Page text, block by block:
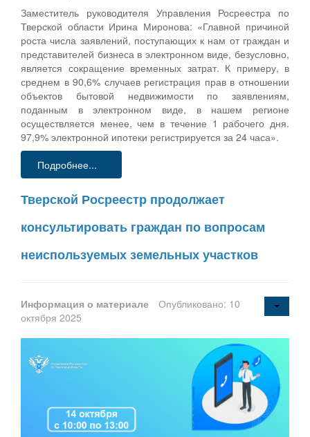
Заместитель руководителя Управления Росреестра по
Тверской области Ирина Миронова: «Главной причиной
роста числа заявлений, поступающих к нам от граждан и
представителей бизнеса в электронном виде, безусловно,
является сокращение временных затрат. К примеру, в
среднем в 90,6% случаев регистрация прав в отношении
объектов бытовой недвижимости по заявлениям,
поданным в электронном виде, в нашем регионе
осуществляется менее, чем в течение 1 рабочего дня.
97,9% электронной ипотеки регистрируется за 24 часа».
Подробнее...
Тверской Росреестр продолжает
консультировать граждан по вопросам
неиспользуемых земельных участков
Информация о материале
Опубликовано: 10
октября 2025